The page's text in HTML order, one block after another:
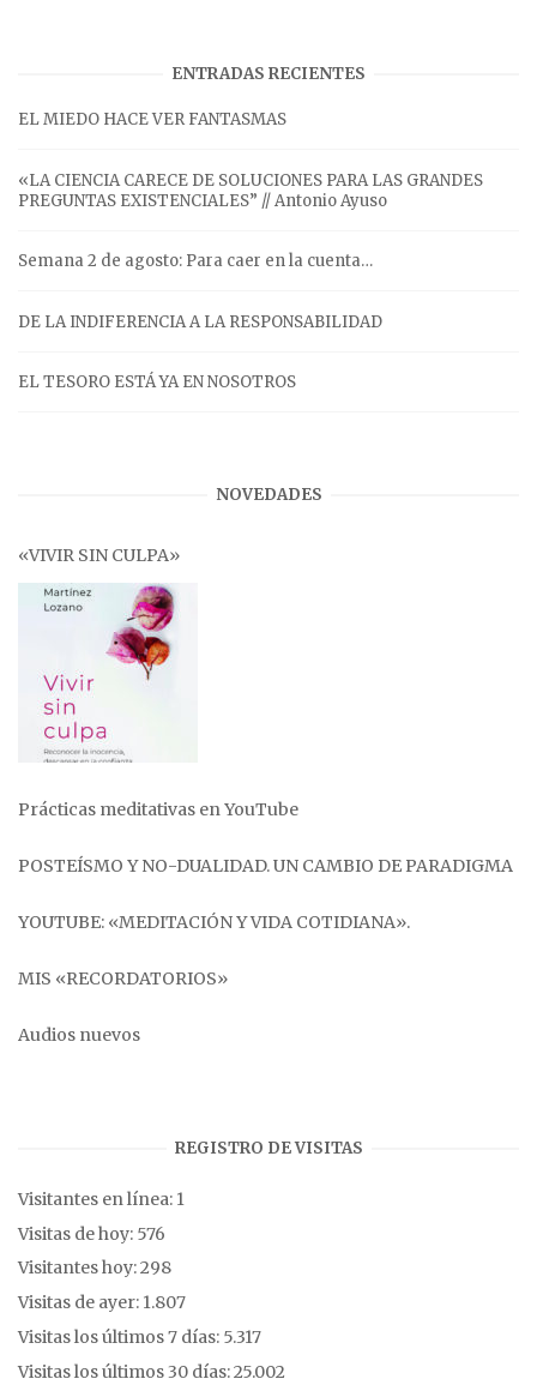
ENTRADAS RECIENTES
EL MIEDO HACE VER FANTASMAS
«LA CIENCIA CARECE DE SOLUCIONES PARA LAS GRANDES
PREGUNTAS EXISTENCIALES” // Antonio Ayuso
Semana 2 de agosto: Para caer en la cuenta…
DE LA INDIFERENCIA A LA RESPONSABILIDAD
EL TESORO ESTÁ YA EN NOSOTROS
NOVEDADES
«VIVIR SIN CULPA»
Prácticas meditativas en YouTube
POSTEÍSMO Y NO-DUALIDAD. UN CAMBIO DE PARADIGMA
YOUTUBE: «MEDITACIÓN Y VIDA COTIDIANA».
MIS «RECORDATORIOS»
Audios nuevos
REGISTRO DE VISITAS
Visitantes en línea: 1
Visitas de hoy: 576
Visitantes hoy:298
Visitas de ayer: 1.807
Visitas los últimos 7 días: 5.317
Visitas los últimos 30 días:25.002